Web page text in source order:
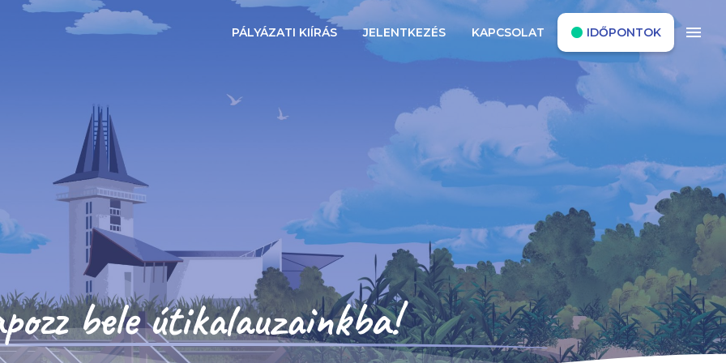
PÁLYÁZATI KIÍRÁS JELENTKEZÉS KAPCSOLAT FIBER_MANUAL_RECORD IDŐPONTOK menu
bele útikalauzainkba!